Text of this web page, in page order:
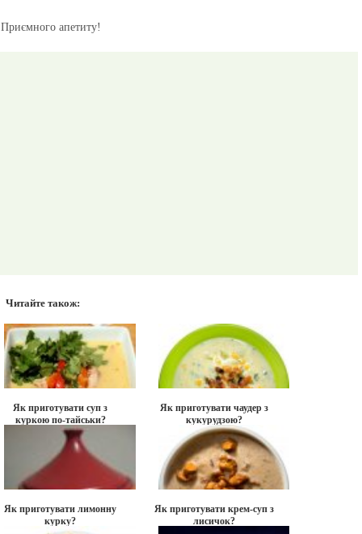
Приємного апетиту!
Читайте також:
Як приготувати суп з
куркою по-тайськи?
Як приготувати чаудер з
кукурудзою?
Як приготувати лимонну
курку?
Як приготувати крем-суп з
лисичок?